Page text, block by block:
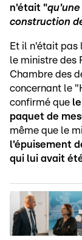
n'était "qu'une
construction
Et il n'était pas
le ministre des
Chambre des
concernant le
confirmé que
paquet de
même que le
l'épuisement
qui lui avait